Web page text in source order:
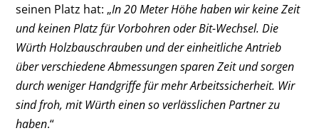
seinen Platz hat: „In 20 Meter Höhe haben wir keine Zeit
und keinen Platz für Vorbohren oder Bit-Wechsel. Die
Würth Holzbauschrauben und der einheitliche Antrieb
über verschiedene Abmessungen sparen Zeit und sorgen
durch weniger Handgriffe für mehr Arbeitssicherheit. Wir
sind froh, mit Würth einen so verlässlichen Partner zu
haben.“